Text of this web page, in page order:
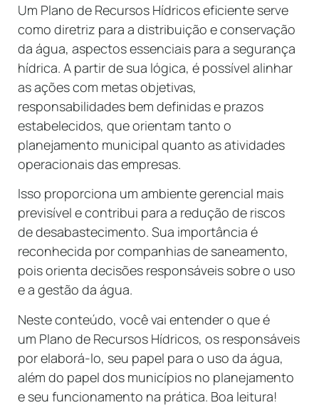
Um Plano de Recursos Hídricos eficiente serve
como diretriz para a distribuição e conservação
da água, aspectos essenciais para a segurança
hídrica. A partir de sua lógica, é possível alinhar
as ações com metas objetivas,
responsabilidades bem definidas e prazos
estabelecidos, que orientam tanto o
planejamento municipal quanto as atividades
operacionais das empresas.
Isso proporciona um ambiente gerencial mais
previsível e contribui para a redução de riscos
de desabastecimento. Sua importância é
reconhecida por companhias de saneamento,
pois orienta decisões responsáveis sobre o uso
e a gestão da água.
Neste conteúdo, você vai entender o que é
um Plano de Recursos Hídricos, os responsáveis
por elaborá-lo, seu papel para o uso da água,
além do papel dos municípios no planejamento
e seu funcionamento na prática. Boa leitura!